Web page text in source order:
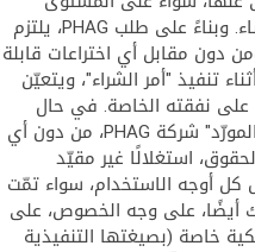
الوطني أو الدولي، وفي أي وقت تشاء. وبناءً على طلب PHAG، يلتزم
دون مقابل أي اختراعات قابلة
تنفيذ "أمر الشراء"، ويتعيّن
على نفقته الخاصة. في حال
ترتّبت حقوق نشر على النتائج، يَمنح "المورّد" شركة PHAG، من دون أي
استغلالًا غير مقيّد
كل أوجه الاستخدام، سواء تمّت
أيضًا، على وجه الخصوص، على
خاصة (بصيغتها التنفيذية